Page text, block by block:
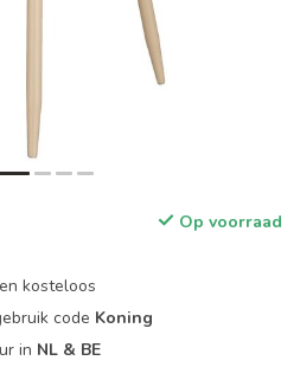
Op voorraad
kosteloos
code Koning
in NL & BE